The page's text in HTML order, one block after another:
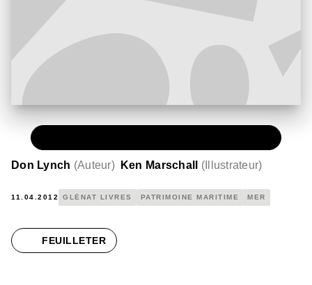
Don Lynch (Auteur) Ken Marschall (Illustrateur)
11.04.2012 GLÉNAT LIVRES PATRIMOINE MARITIME MER
FEUILLETER